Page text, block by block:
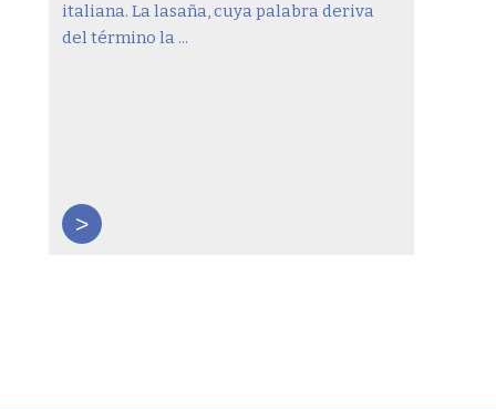
italiana. La lasaña, cuya palabra deriva
del término la ...
>